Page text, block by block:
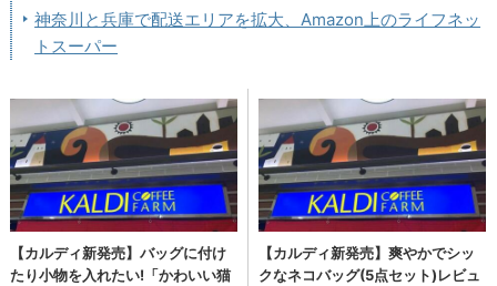
神奈川と兵庫で配送エリアを拡大、Amazon上のライフネッ
トスーパー